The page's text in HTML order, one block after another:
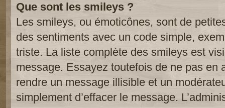
Que sont les smileys ?
Les smileys, ou émoticônes, sont de
des sentiments avec un code simple,
triste. La liste complète des smileys est
message. Essayez toutefois de ne pas en
rendre un message illisible et un
simplement d’effacer le message.